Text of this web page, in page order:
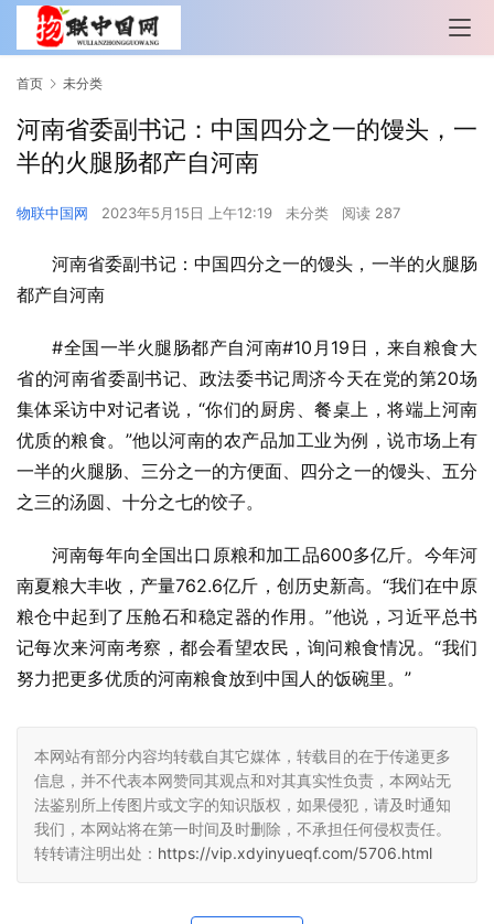
首页 未分类
河南省委副书记：中国四分之一的馒头，一
半的火腿肠都产自河南
物联中国网 2023年5月15日 上午12:19 未分类 阅读 287
河南省委副书记：中国四分之一的馒头，一半的火腿肠
都产自河南
#全国一半火腿肠都产自河南#10月19日，来自粮食大
省的河南省委副书记、政法委书记周济今天在党的第20场
集体采访中对记者说，“你们的厨房、餐桌上，将端上河南
优质的粮食。”他以河南的农产品加工业为例，说市场上有
一半的火腿肠、三分之一的方便面、四分之一的馒头、五分
之三的汤圆、十分之七的饺子。
河南每年向全国出口原粮和加工品600多亿斤。今年河
南夏粮大丰收，产量762.6亿斤，创历史新高。“我们在中原
粮仓中起到了压舱石和稳定器的作用。”他说，习近平总书
记每次来河南考察，都会看望农民，询问粮食情况。“我们
努力把更多优质的河南粮食放到中国人的饭碗里。”
本网站有部分内容均转载自其它媒体，转载目的在于传递更多
信息，并不代表本网赞同其观点和对其真实性负责，本网站无
法鉴别所上传图片或文字的知识版权，如果侵犯，请及时通知
我们，本网站将在第一时间及时删除，不承担任何侵权责任。
转转请注明出处： https://vip.xdyinyueqf.com/5706.html